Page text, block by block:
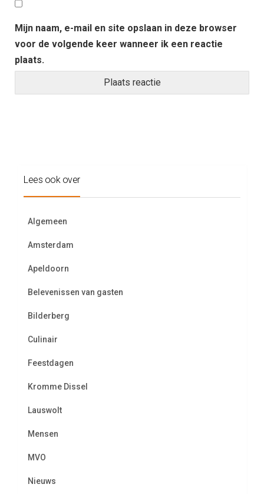
Mijn naam, e-mail en site opslaan in deze browser
voor de volgende keer wanneer ik een reactie
plaats.
Lees ook over
Algemeen
Amsterdam
Apeldoorn
Belevenissen van gasten
Bilderberg
Culinair
Feestdagen
Kromme Dissel
Lauswolt
Mensen
MVO
Nieuws